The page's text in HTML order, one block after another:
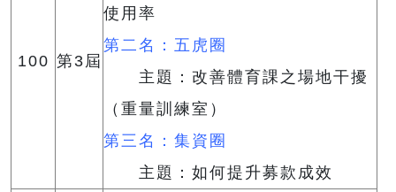
100 第3屆
使用率
第二名：五虎圈
主題：改善體育課之場地干擾
（重量訓練室）
第三名：集資圈
主題：如何提升募款成效